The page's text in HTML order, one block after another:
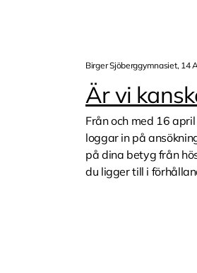
Birger Sjöberggymnasiet, 14
Är vi
Från och med 16
loggar in på
på dina betyg från
du ligger till i